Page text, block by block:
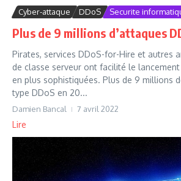
Cyber-attaque DDoS Securite
Plus de 9 millions d’attaques
Pirates, services DDoS-for-Hire et autres
de classe serveur ont facilité le lancement
en plus sophistiquées. Plus de 9 millions
type DDoS en 20...
Damien Bancal 7 avril 2022
Lire